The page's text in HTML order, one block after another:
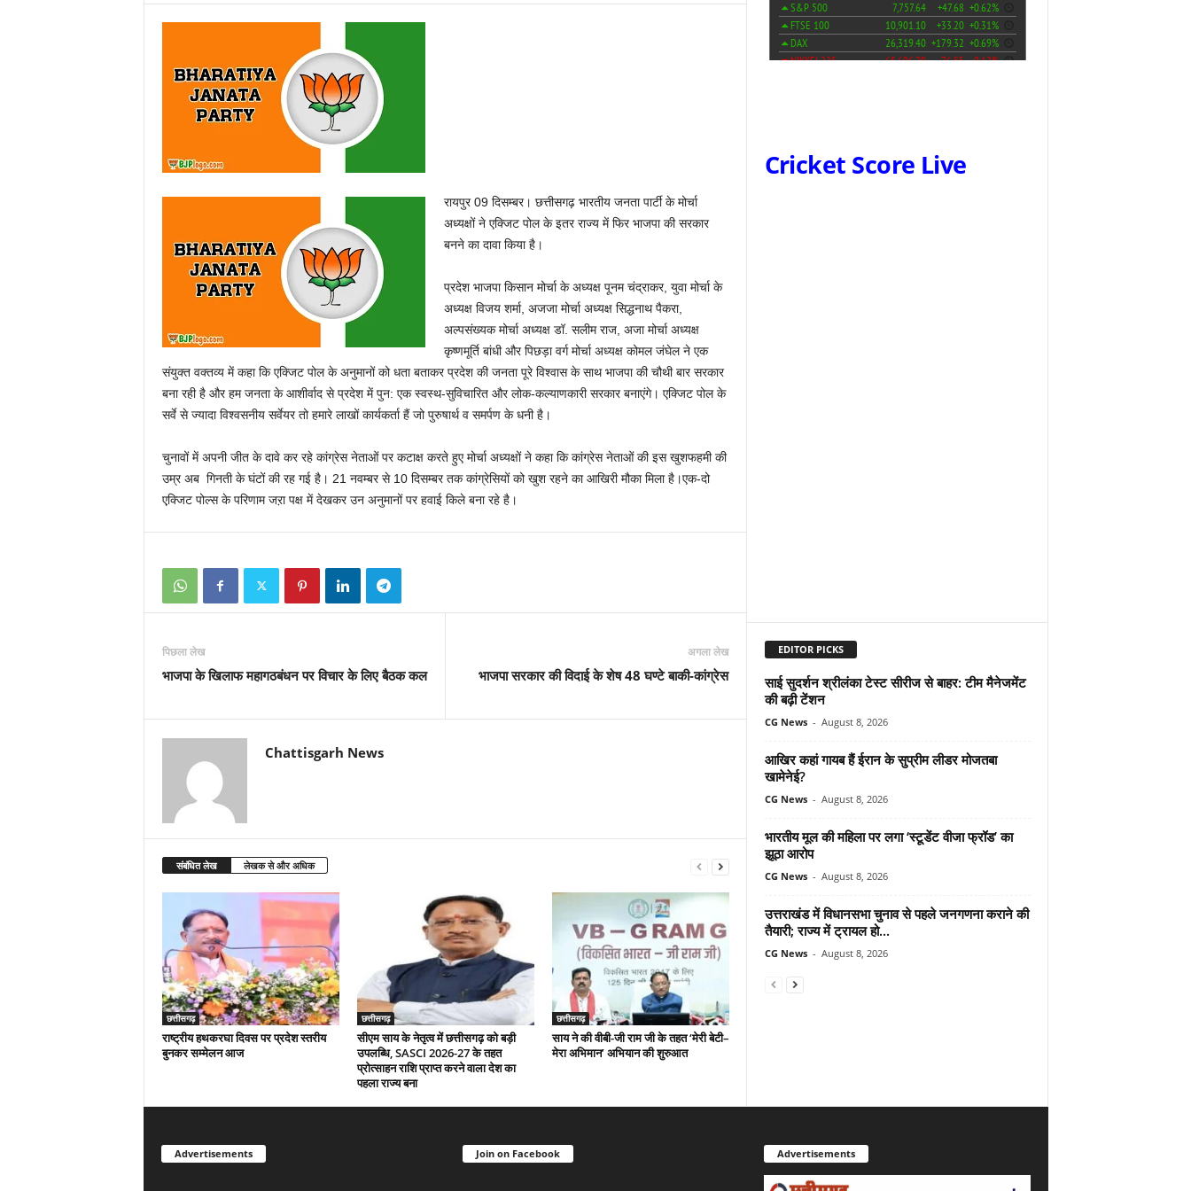
रायपुर 09 दिसम्बर। छत्तीसगढ़ भारतीय जनता पार्टी के मोर्चा
अध्यक्षों ने एक्जिट पोल के इतर राज्य में फिर भाजपा की सरकार
बनने का दावा किया है।
प्रदेश भाजपा किसान मोर्चा के अध्यक्ष पूनम चंद्राकर, युवा मोर्चा के
अध्यक्ष विजय शर्मा, अजजा मोर्चा अध्यक्ष सिद्धनाथ पैकरा,
अल्पसंख्यक मोर्चा अध्यक्ष डॉ. सलीम राज, अजा मोर्चा अध्यक्ष
कृष्णमूर्ति बांधी और पिछड़ा वर्ग मोर्चा अध्यक्ष कोमल जंघेल ने एक
संयुक्त वक्तव्य में कहा कि एक्जिट पोल के अनुमानों को धता बताकर प्रदेश की जनता पूरे विश्वास के साथ भाजपा की चौथी बार सरकार
बना रही है और हम जनता के आशीर्वाद से प्रदेश में पुन: एक स्वस्थ-सुविचारित और लोक-कल्याणकारी सरकार बनाएंगे। एक्जिट पोल के
सर्वे से ज्यादा विश्वसनीय सर्वेयर तो हमारे लाखों कार्यकर्ता हैं जो पुरुषार्थ व समर्पण के धनी है।
चुनावों में अपनी जीत के दावे कर रहे कांग्रेस नेताओं पर कटाक्ष करते हुए मोर्चा अध्यक्षों ने कहा कि कांग्रेस नेताओं की इस खुशफहमी की
उम्र अब गिनती के घंटों की रह गई है। 21 नवम्बर से 10 दिसम्बर तक कांग्रेसियों को खुश रहने का आखिरी मौका मिला है।एक-दो
एक्जि़ट पोल्स के परिणाम जऱा पक्ष में देखकर उन अनुमानों पर हवाई किले बना रहे है।
पिछला लेख
भाजपा के खिलाफ महागठबंधन पर विचार के लिए बैठक कल
अगला लेख
भाजपा सरकार की विदाई के शेष 48 घण्टे बाकी-कांग्रेस
Chattisgarh News
संबंधित लेख लेखक से और अधिक
छत्तीसगढ़
राष्ट्रीय हथकरघा दिवस पर प्रदेश स्तरीय
बुनकर सम्मेलन आज
छत्तीसगढ़
सीएम साय के नेतृत्व में छत्तीसगढ़ को बड़ी
उपलब्धि, SASCI 2026-27 के तहत
प्रोत्साहन राशि प्राप्त करने वाला देश का
पहला राज्य बना
छत्तीसगढ़
साय ने की वीबी-जी राम जी के तहत ‘मेरी बेटी–
मेरा अभिमान’ अभियान की शुरुआत
Cricket Score Live
EDITOR PICKS
साई सुदर्शन श्रीलंका टेस्ट सीरीज से बाहर: टीम मैनेजमेंट
की बढ़ी टेंशन
CG News - August 8, 2026
आखिर कहां गायब हैं ईरान के सुप्रीम लीडर मोजतबा
खामेनेई?
CG News - August 8, 2026
भारतीय मूल की महिला पर लगा ‘स्टूडेंट वीजा फ्रॉड’ का
झूठा आरोप
CG News - August 8, 2026
उत्तराखंड में विधानसभा चुनाव से पहले जनगणना कराने की
तैयारी; राज्य में ट्रायल हो...
CG News - August 8, 2026
Advertisements Join on Facebook Advertisements